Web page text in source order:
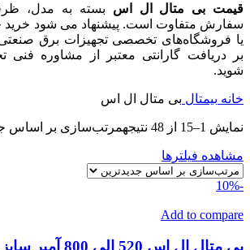
قیمت بی متال ال اس بسته به مدل،
سفارش متفاوت است. پیشنهاد می‌ شود خرید
یا فروشگاه‌های تخصصی تجهیزات برق صنعتی
بر دریافت گارانتی معتبر از مشاوره فنی
شوید.
خانه بیمتال بی متال ال اس
نمایش 1–15 از 48 نتیجه مرتب‌سازی بر اساس
مشاهده فیلترها
-10%
Add to compare
بی متال ال اس 520 الی 800 آمپر سایز MT-800